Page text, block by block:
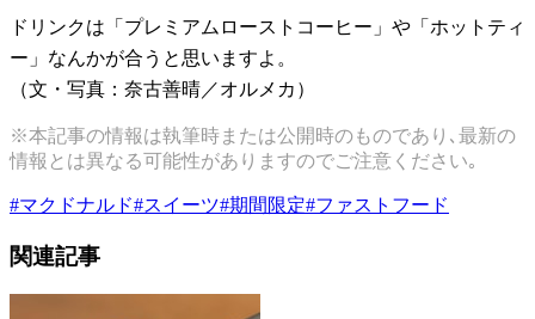
ドリンクは「プレミアムローストコーヒー」や「ホットティ
ー」なんかが合うと思いますよ。
（文・写真：奈古善晴／オルメカ）
※本記事の情報は執筆時または公開時のものであり､最新の
情報とは異なる可能性がありますのでご注意ください｡
#マクドナルド#スイーツ#期間限定#ファストフード
関連記事